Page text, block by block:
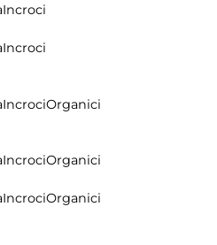
Incroci
Incroci
IncrociOrganici
IncrociOrganici
IncrociOrganici